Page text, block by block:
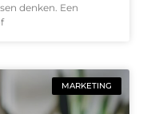
denken. Een
MARKETING